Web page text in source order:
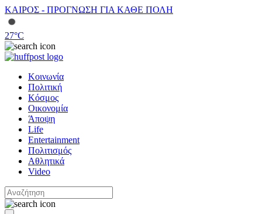
ΚΑΙΡΟΣ - ΠΡΟΓΝΩΣΗ ΓΙΑ ΚΑΘΕ ΠΟΛΗ
27°C
Κοινωνία
Πολιτική
Κόσμος
Οικονομία
Άποψη
Life
Entertainment
Πολιτισμός
Αθλητικά
Video